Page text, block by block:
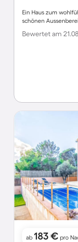
Ein Haus zum
schönen
Bewertet am
ab 183 € pro